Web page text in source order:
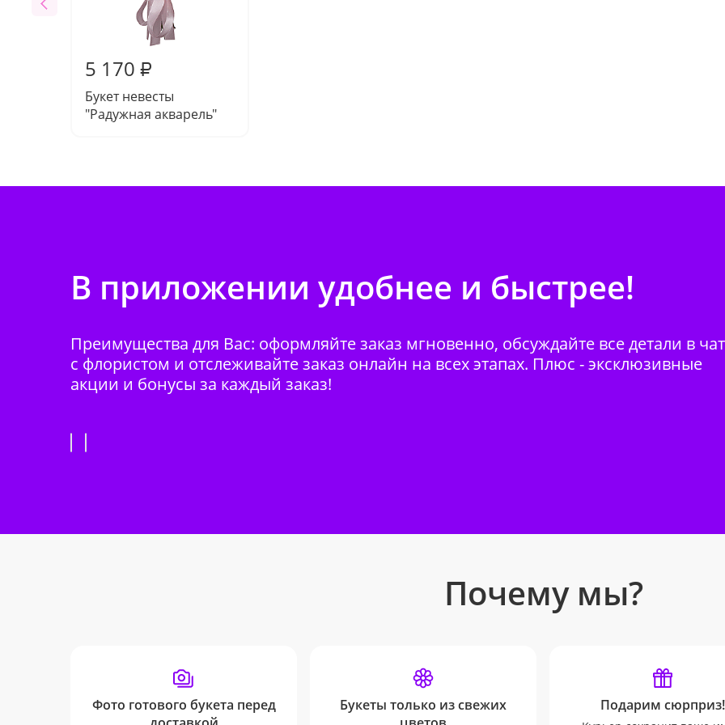
5 170 ₽
Букет невесты
"Радужная акварель"
В приложении удобнее и быстрее!
Преимущества для Вас: оформляйте заказ мгновенно, обсуждайте все детали в
с флористом и отслеживайте заказ онлайн на всех этапах. Плюс - эксклюзивные
акции и бонусы за каждый заказ!
Почему мы?
Фото готового букета перед
Букеты только из свежих
Подарим сюрприз!